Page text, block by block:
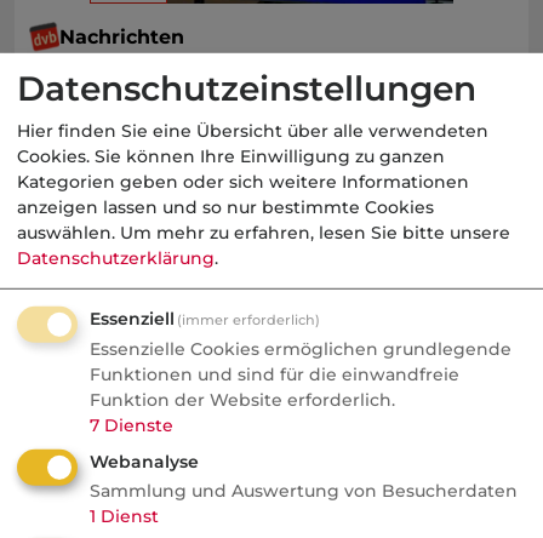
Nachrichten
KI bei SI:
Schadenbearbeitung neu
geordnet
Signal Iduna setzt bei der
Schadenbearbeitung auf KI und stellt
bestehende Rollen im Markt infrage.
Ganze Dienstleisterbereiche könnten
verschwinden, während andere
unverzichtbar bleiben. Auch Google ...
Köpfe / Unternehmen
Datenschutzeinstellungen
Hier finden Sie eine Übersicht über alle verwendeten
Cookies. Sie können Ihre Einwilligung zu ganzen
Kategorien geben oder sich weitere Informationen
anzeigen lassen und so nur bestimmte Cookies
auswählen. Um mehr zu erfahren, lesen Sie bitte unsere
Datenschutzerklärung.
Essenziell (immer erforderlich)
Essenzielle Cookies ermöglichen grundlegende
Funktionen und sind für die einwandfreie
Funktion der Website erforderlich.
7 Dienste
Webanalyse
Sammlung und Auswertung von Besucherdaten
1 Dienst